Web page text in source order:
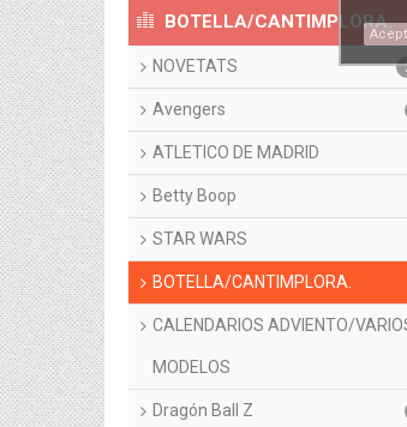
BOTELLA/CANTIMPLORA.
NOVETATS
Avengers
ATLETICO DE MADRID
Betty Boop
STAR WARS
BOTELLA/CANTIMPLORA.
CALENDARIOS ADVIENTO/
MODELOS
Dragón Ball Z